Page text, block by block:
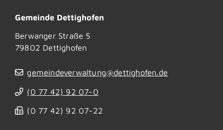
Gemeinde Dettighofen
Berwanger Straße 5
79802 Dettighofen
gemeindeverwaltung@dettighofen.de
(0 77 42) 92 07-0
(0 77 42) 92 07-22